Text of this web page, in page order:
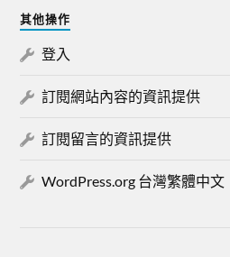
其他操作
登入
訂閱網站內容的資訊提供
訂閱留言的資訊提供
WordPress.org 台灣繁體中文